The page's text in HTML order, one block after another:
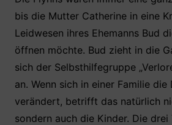
bis die Mutter Catherine in eine
Leidwesen ihres Ehemanns Bud
öffnen möchte. Bud zieht in die
sich der Selbsthilfegruppe
an. Wenn sich in einer Familie die
verändert, betrifft das natürlich
sondern auch die Kinder. Die